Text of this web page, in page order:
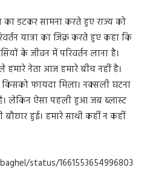
डटकर सामना करते हुए राज्य को
यात्रा का जिक्र करते हुए कहा कि
के जीवन में परिवर्तन लाना है।
नेता आज हमारे बीच नहीं है।
फायदा मिला। नक्सली घटना
लेकिन ऐसा पहली हुआ जब ब्लास्ट
हुई। हमारे साथी कहीं न कहीं
status/1661553654996803